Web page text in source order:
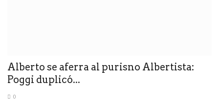
Alberto se aferra al purisno Albertista:
Poggi duplicó...
0